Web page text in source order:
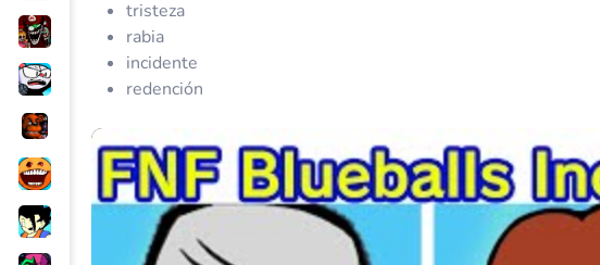
tristeza
rabia
incidente
redención